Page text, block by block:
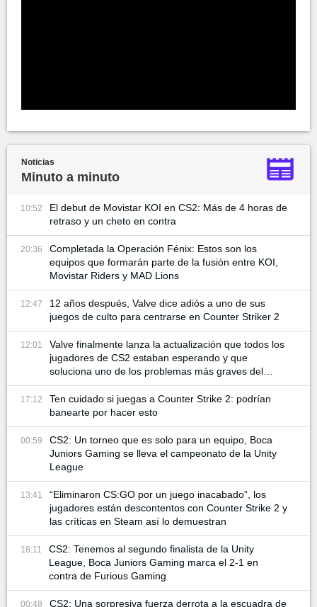
Noticias
Minuto a minuto
10:52
El debut de Movistar KOI en CS2: Más de 4 horas de
retraso y un cheto en contra
20:36
Completada la Operación Fénix: Estos son los
equipos que formarán parte de la fusión entre KOI,
Movistar Riders y MAD Lions
12:47
12 años después, Valve dice adiós a uno de sus
juegos de culto para centrarse en Counter Striker 2
12:01
Valve finalmente lanza la actualización que todos los
jugadores de CS2 estaban esperando y que
soluciona uno de los problemas más graves del
juego
17:12
Ten cuidado si juegas a Counter Strike 2: podrían
banearte por hacer esto
00:59
CS2: Un torneo que es solo para un equipo, Boca
Juniors Gaming se lleva el campeonato de la Unity
League
13:41
“Eliminaron CS:GO por un juego inacabado”, los
jugadores están descontentos con Counter Strike 2 y
las críticas en Steam así lo demuestran
18:11
CS2: Tenemos al segundo finalista de la Unity
League, Boca Juniors Gaming marca el 2-1 en
contra de Furious Gaming
00:48
CS2: Una sorpresiva fuerza derrota a la escuadra de